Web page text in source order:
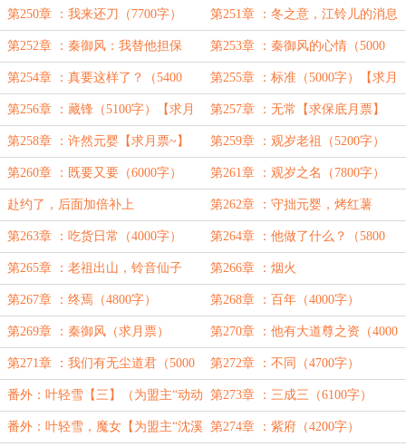
第250章 ：我来还刀（7700字） 第251章 ：冬之意，江铃儿的消息
（5200字）
第252章 ：秦御风：我替他担保
（4800字）
第253章 ：秦御风的心情（5000
字）
第254章 ：真要这样了？（5400
字）【求月票】
第255章 ：标准（5000字）【求月
票~】
第256章 ：藏锋（5100字）【求月
票】
第257章 ：无常【求保底月票】
第258章 ：许然元婴【求月票~】 第259章 ：观岁老祖（5200字）
第260章 ：既要又要（6000字） 第261章 ：观岁之名（7800字）
赴约了，后面加倍补上 第262章 ：守拙元婴，烤红薯
（8600字）
第263章 ：吃货日常（4000字） 第264章 ：他做了什么？（5800
字）
第265章 ：老祖出山，铃音仙子
（5200字）
第266章 ：烟火
第267章 ：终焉（4800字） 第268章 ：百年（4000字）
第269章 ：秦御风（求月票） 第270章 ：他有大道尊之资（4000
字）
第271章 ：我们有无尘道君（5000
字）
第272章 ：不同（4700字）
番外：叶轻雪【三】（为盟主“动动
椅子”加更）
第273章 ：三成三（6100字）
番外：叶轻雪，魔女【为盟主“沈溪 第274章 ：紫府（4200字）